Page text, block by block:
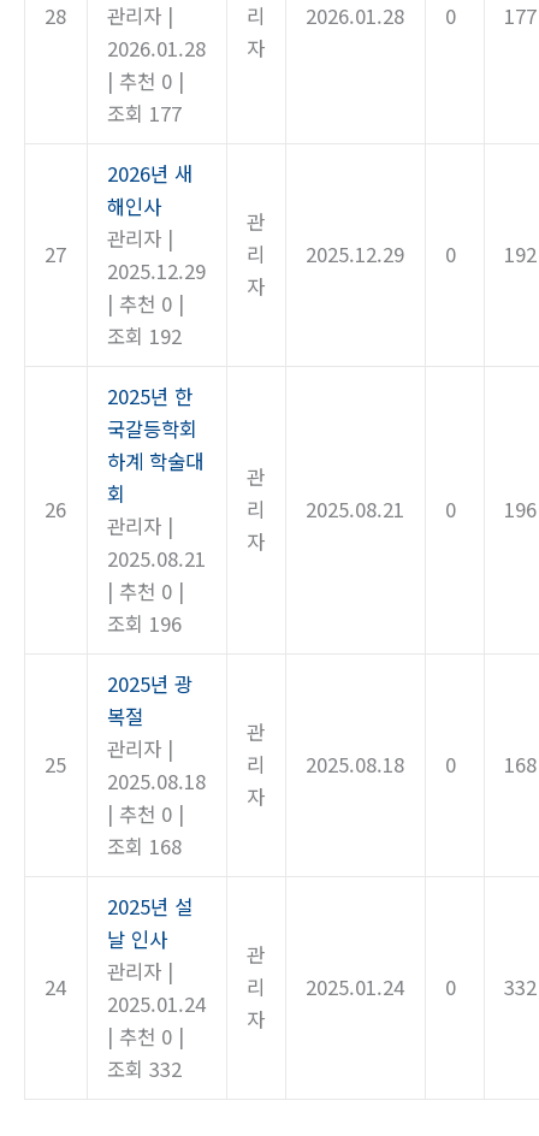
28
관리자 |
2026.01.28
| 추천 0 |
조회 177
리
자
2026.01.28 0 177
27
2026년 새
해인사
관리자 |
2025.12.29
| 추천 0 |
조회 192
관
리
자
2025.12.29 0 192
26
2025년 한
국갈등학회
하계 학술대
회
관리자 |
2025.08.21
| 추천 0 |
조회 196
관
리
자
2025.08.21 0 196
25
2025년 광
복절
관리자 |
2025.08.18
| 추천 0 |
조회 168
관
리
자
2025.08.18 0 168
24
2025년 설
날 인사
관리자 |
2025.01.24
| 추천 0 |
조회 332
관
리
자
2025.01.24 0 332